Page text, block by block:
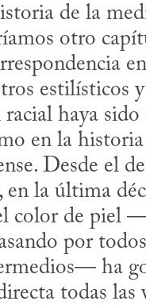
de la
otro
estilísticos y
racial haya sido
en la
Desde el
en la última
color de piel
por
ha
todas las